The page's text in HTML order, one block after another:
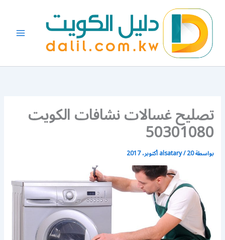
المحتوى
تصليح غسالات نشافات الكويت
50301080
بواسطة alsatary/20 أكتوبر، 2017